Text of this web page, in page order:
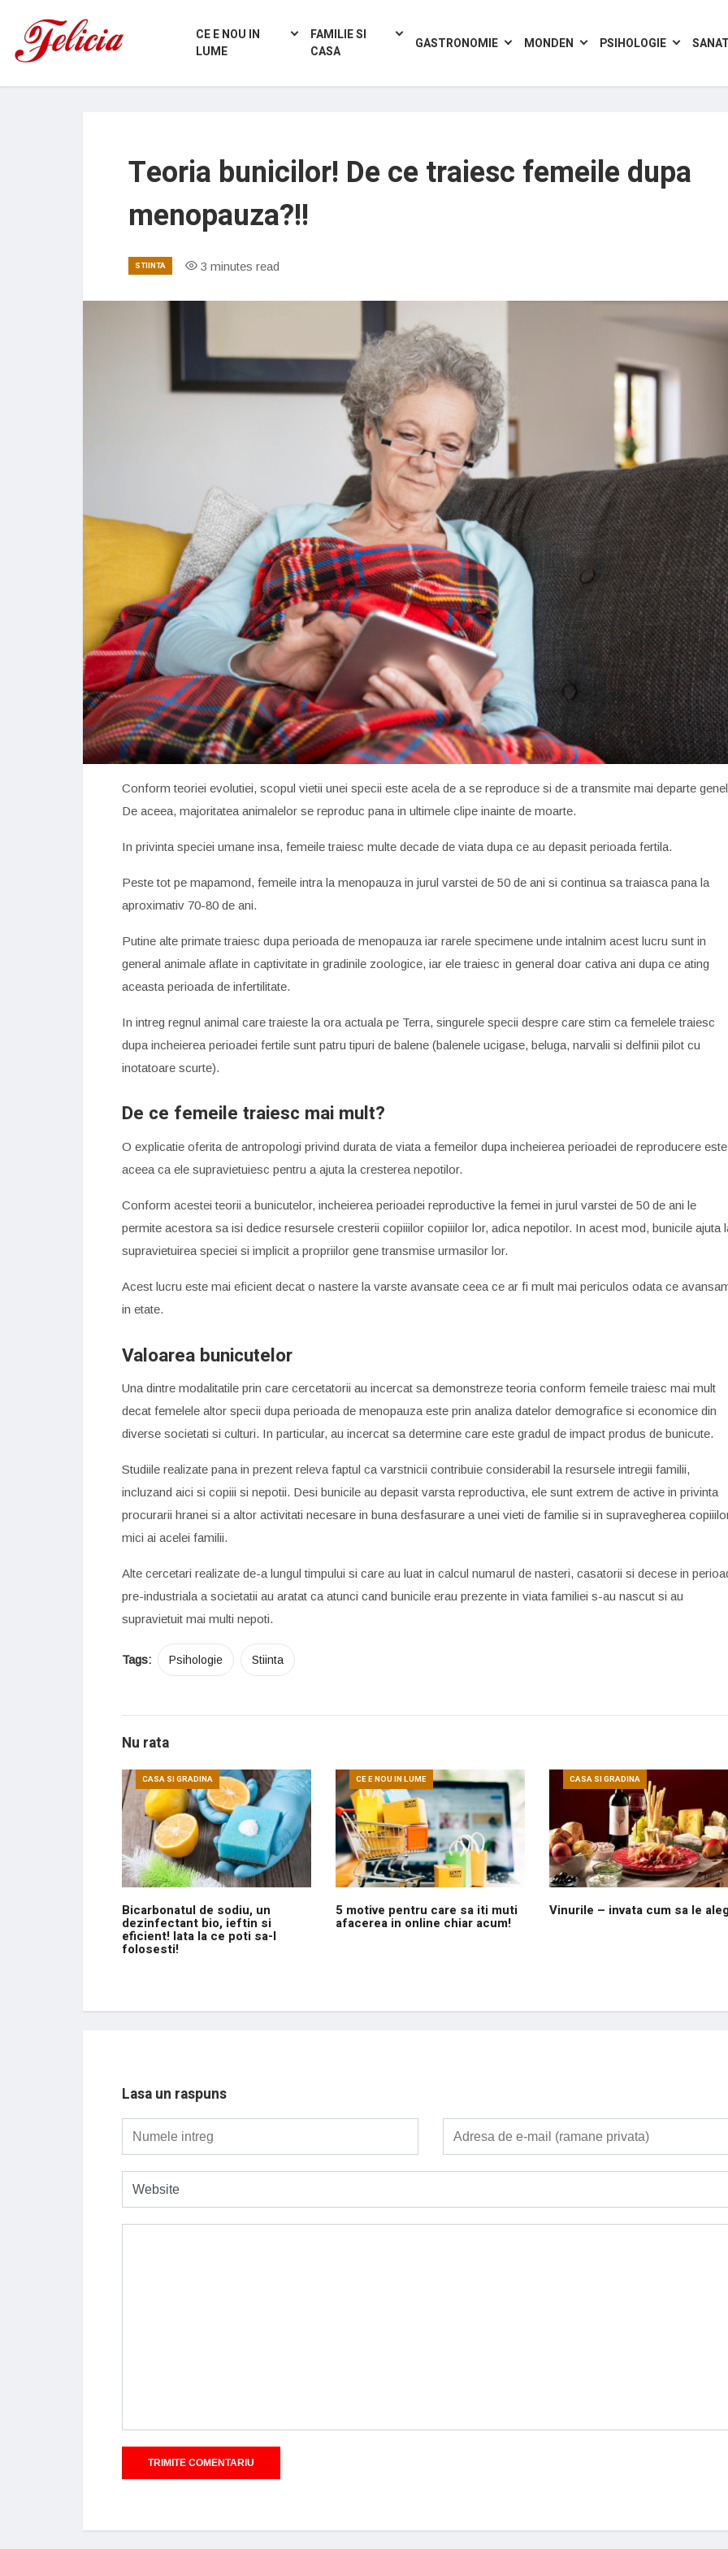
CE E NOU IN
LUME
FAMILIE SI
CASA
GASTRONOMIE MONDEN PSIHOLOGIE
Teoria bunicilor! De ce traiesc femeile dupa
menopauza?!!
STIINTA 3 minutes read
Conform teoriei evolutiei, scopul vietii unei specii este acela de a se reproduce si de a transmite mai departe
De aceea, majoritatea animalelor se reproduc pana in ultimele clipe inainte de moarte.
In privinta speciei umane insa, femeile traiesc multe decade de viata dupa ce au depasit perioada fertila.
Peste tot pe mapamond, femeile intra la menopauza in jurul varstei de 50 de ani si continua sa traiasca pana la
aproximativ 70-80 de ani.
Putine alte primate traiesc dupa perioada de menopauza iar rarele specimene unde intalnim acest lucru sunt in
general animale aflate in captivitate in gradinile zoologice, iar ele traiesc in general doar cativa ani dupa ce ating
aceasta perioada de infertilitate.
In intreg regnul animal care traieste la ora actuala pe Terra, singurele specii despre care stim ca femelele traiesc
dupa incheierea perioadei fertile sunt patru tipuri de balene (balenele ucigase, beluga, narvalii si delfinii pilot cu
inotatoare scurte).
De ce femeile traiesc mai mult?
O explicatie oferita de antropologi privind durata de viata a femeilor dupa incheierea perioadei de reproducere este
aceea ca ele supravietuiesc pentru a ajuta la cresterea nepotilor.
Conform acestei teorii a bunicutelor, incheierea perioadei reproductive la femei in jurul varstei de 50 de ani le
permite acestora sa isi dedice resursele cresterii copiiilor copiiilor lor, adica nepotilor. In acest mod, bunicile ajuta
supravietuirea speciei si implicit a propriilor gene transmise urmasilor lor.
Acest lucru este mai eficient decat o nastere la varste avansate ceea ce ar fi mult mai periculos odata ce
in etate.
Valoarea bunicutelor
Una dintre modalitatile prin care cercetatorii au incercat sa demonstreze teoria conform femeile traiesc mai mult
decat femelele altor specii dupa perioada de menopauza este prin analiza datelor demografice si economice din
diverse societati si culturi. In particular, au incercat sa determine care este gradul de impact produs de bunicute.
Studiile realizate pana in prezent releva faptul ca varstnicii contribuie considerabil la resursele intregii familii,
incluzand aici si copiii si nepotii. Desi bunicile au depasit varsta reproductiva, ele sunt extrem de active in privinta
procurarii hranei si a altor activitati necesare in buna desfasurare a unei vieti de familie si in supravegherea
mici ai acelei familii.
Alte cercetari realizate de-a lungul timpului si care au luat in calcul numarul de nasteri, casatorii si decese in
pre-industriala a societatii au aratat ca atunci cand bunicile erau prezente in viata familiei s-au nascut si au
supravietuit mai multi nepoti.
Tags: Psihologie Stiinta
Nu rata
CASA SI GRADINA
Bicarbonatul de sodiu, un
dezinfectant bio, ieftin si
eficient! Iata la ce poti sa-l
folosesti!
CE E NOU IN LUME
5 motive pentru care sa iti muti
afacerea in online chiar acum!
CASA SI GRADINA
Vinurile – invata cum sa le
Lasa un raspuns